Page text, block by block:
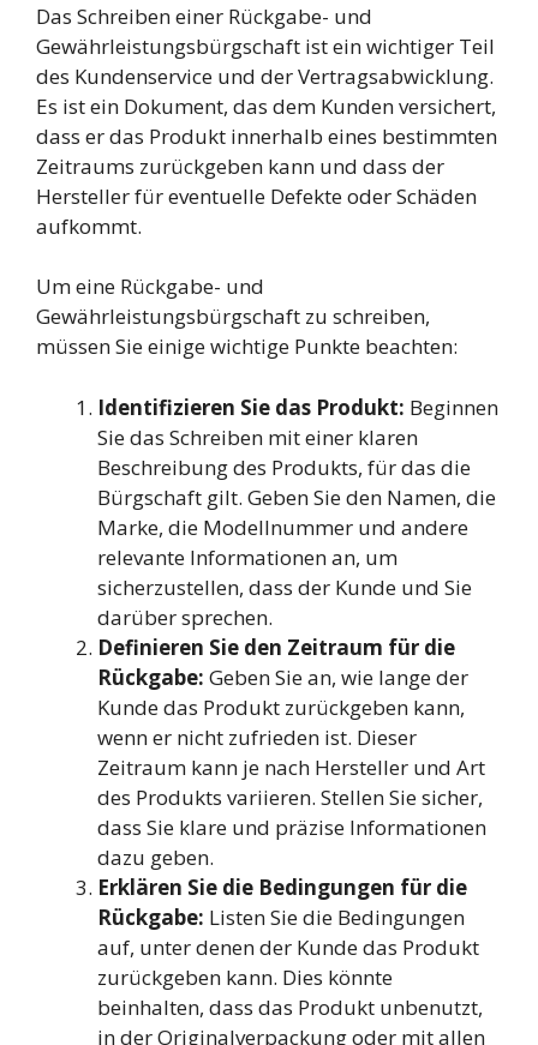
Das Schreiben einer Rückgabe- und
Gewährleistungsbürgschaft ist ein wichtiger Teil
des Kundenservice und der Vertragsabwicklung.
Es ist ein Dokument, das dem Kunden versichert,
dass er das Produkt innerhalb eines bestimmten
Zeitraums zurückgeben kann und dass der
Hersteller für eventuelle Defekte oder Schäden
aufkommt.
Um eine Rückgabe- und
Gewährleistungsbürgschaft zu schreiben,
müssen Sie einige wichtige Punkte beachten:
Identifizieren Sie das Produkt: Beginnen
Sie das Schreiben mit einer klaren
Beschreibung des Produkts, für das die
Bürgschaft gilt. Geben Sie den Namen, die
Marke, die Modellnummer und andere
relevante Informationen an, um
sicherzustellen, dass der Kunde und Sie
darüber sprechen.
Definieren Sie den Zeitraum für die
Rückgabe: Geben Sie an, wie lange der
Kunde das Produkt zurückgeben kann,
wenn er nicht zufrieden ist. Dieser
Zeitraum kann je nach Hersteller und Art
des Produkts variieren. Stellen Sie sicher,
dass Sie klare und präzise Informationen
dazu geben.
Erklären Sie die Bedingungen für die
Rückgabe: Listen Sie die Bedingungen
auf, unter denen der Kunde das Produkt
zurückgeben kann. Dies könnte
beinhalten, dass das Produkt unbenutzt,
in der Originalverpackung oder mit allen